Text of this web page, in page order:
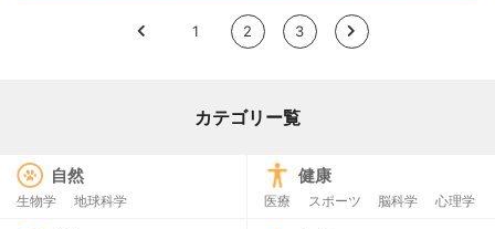
< 1 2 3 >
カテゴリー覧
自然
生物学 地球科学
健康
医療 スポーツ 脳科学 心理学